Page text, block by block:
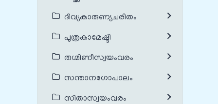
ദിവ്യകാരുണ്യചരിതം
പുത്രകാമേഷ്ടി
രുഗ്മിണീസ്വയംവരം
സന്താനഗോപാലം
സീതാസ്വയംവരം